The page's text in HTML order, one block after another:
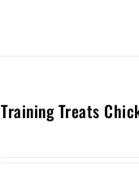
Training Treats